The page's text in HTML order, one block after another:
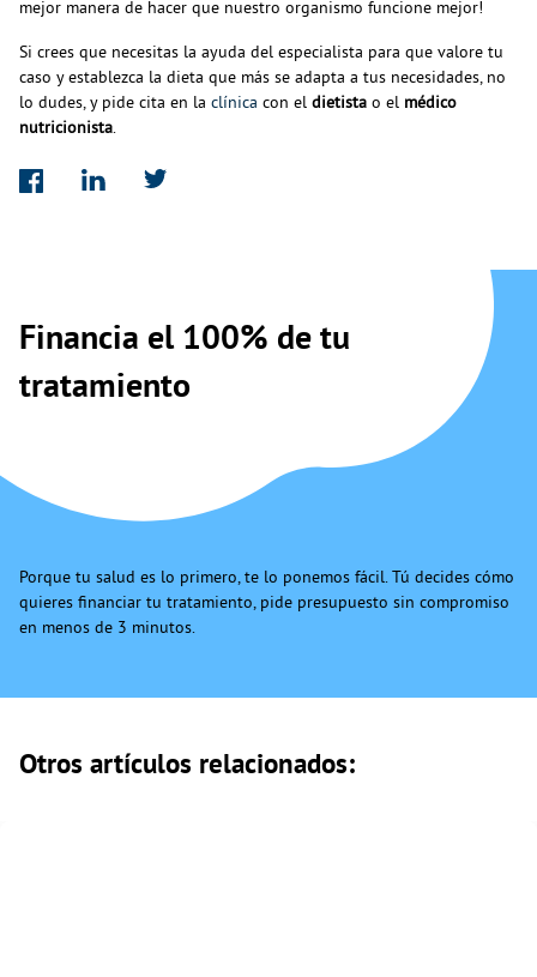
mejor manera de hacer que nuestro organismo funcione mejor!
Si crees que necesitas la ayuda del especialista para que valore tu
caso y establezca la dieta que más se adapta a tus necesidades, no
lo dudes, y pide cita en la clínica con el dietista o el médico
nutricionista.
Financia el 100% de tu
tratamiento
Porque tu salud es lo primero, te lo ponemos fácil. Tú decides cómo
quieres financiar tu tratamiento, pide presupuesto sin compromiso
en menos de 3 minutos.
Otros artículos relacionados: